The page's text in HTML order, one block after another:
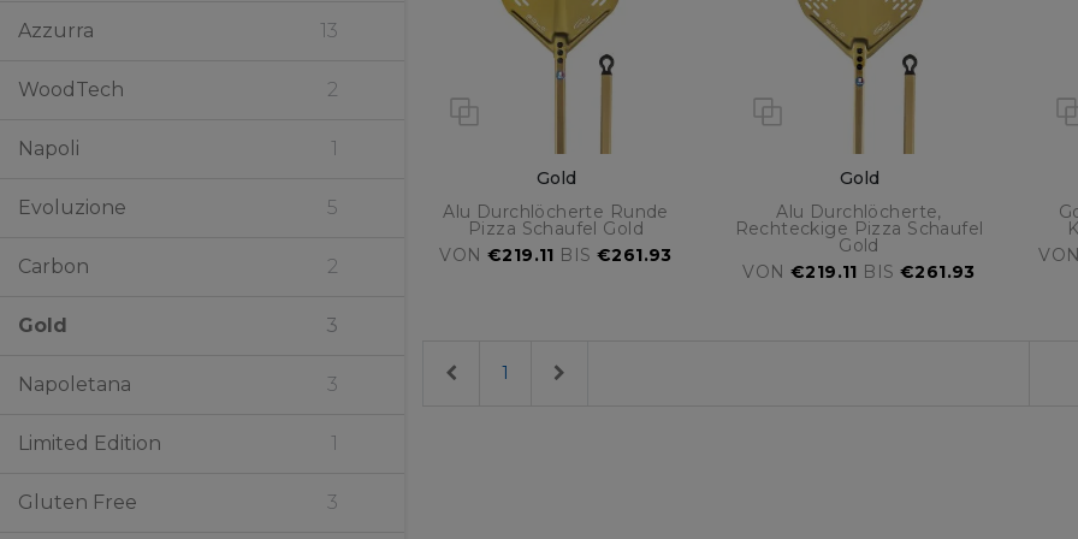
Azzurra 13
WoodTech 2
Napoli 1
Evoluzione 5
Carbon 2
Gold 3
Napoletana 3
Limited Edition 1
Gluten Free 3
Gold
Alu Durchlöcherte Runde
Pizza Schaufel Gold
VON €219.11 BIS €261.93
Gold
Alu Durchlöcherte,
Rechteckige Pizza Schaufel
Gold
VON €219.11 BIS €261.93
Previous
1